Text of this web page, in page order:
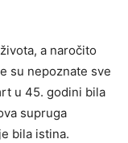
a naročito
su nepoznate sve
u 45. godini bila
supruga
bila istina.